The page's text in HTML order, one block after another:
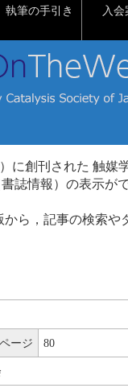
執筆の手引き 入会
に創刊された 触媒
誌情報）の表示が
ら，記事の検索や
ページ 80